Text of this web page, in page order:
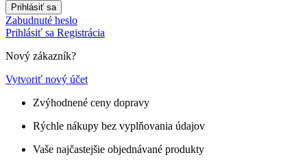
Prihlásiť sa
Zabudnuté heslo
Prihlásiť sa Registrácia
Nový zákazník?
Vytvoriť nový účet
Zvýhodnené ceny dopravy
Rýchle nákupy bez vyplňovania údajov
Vaše najčastejšie objednávané produkty